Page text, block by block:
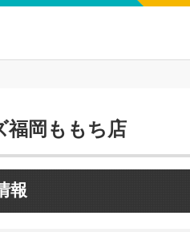
福岡ももち店
報